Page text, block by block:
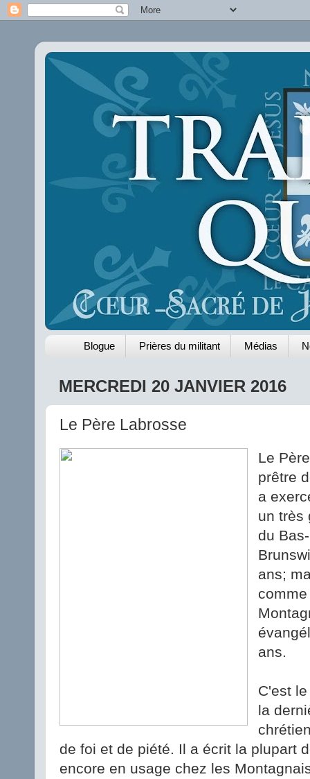
Blogue Prières du militant Médias
MERCREDI 20 JANVIER 2016
Le Père Labrosse
Le
prêtre
a
un très
du
ans;
ans.
C'est
la
de foi et de piété. Il a écrit la plupart
encore en usage chez les